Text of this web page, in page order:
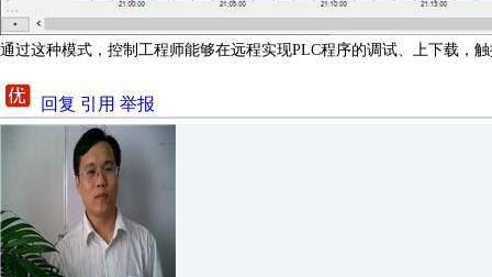
通过这种模式，控制工程师能够在远程实现PLC程序的调试、上下载，
回复 引用 举报